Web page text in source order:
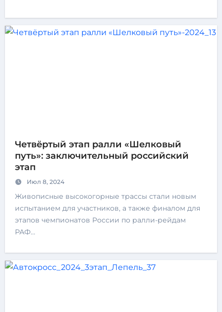
Четвёртый этап ралли «Шелковый
путь»: заключительный российский
этап
Июл 8, 2024
Живописные высокогорные трассы стали новым
испытанием для участников, а также финалом для
этапов чемпионатов России по ралли-рейдам
РАФ…